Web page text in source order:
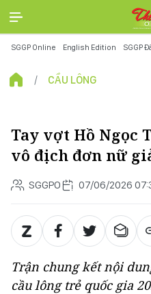
SGGP Online English Edition SGGP
CẦU LÔNG
Tay vợt Hồ Ngọc
vô địch đơn nữ
SGGPO 07/06/2026
Trận chung kết nội
cầu lông trẻ quốc gia